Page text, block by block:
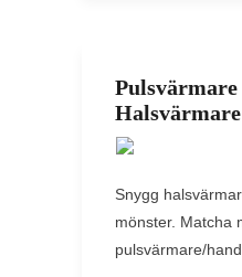
Halsvärmare
Snygg
mönster. Matcha
pulsvärmare/